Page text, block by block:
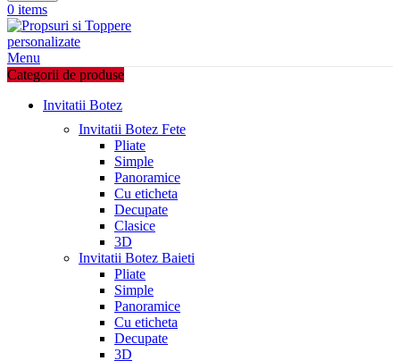
0 items
Menu
Categorii de produse
Invitatii Botez
Invitatii Botez Fete
Pliate
Simple
Panoramice
Cu eticheta
Decupate
Clasice
3D
Invitatii Botez Baieti
Pliate
Simple
Panoramice
Cu eticheta
Decupate
3D